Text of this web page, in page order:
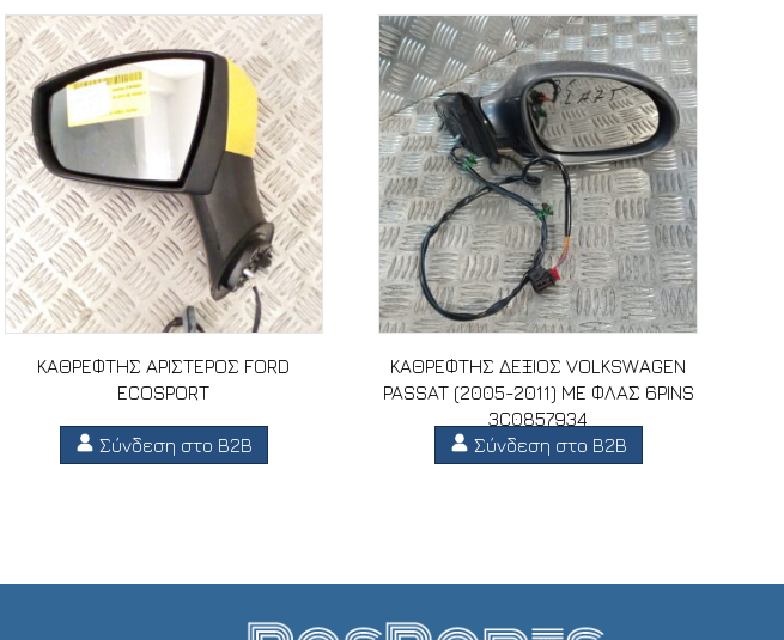
ΚΑΘΡΕΦΤΗΣ ΑΡΙΣΤΕΡΟΣ FORD
ECOSPORT
Σύνδεση στο B2B
ΚΑΘΡΕΦΤΗΣ ΔΕΞΙΟΣ VOLKSWAGEN
PASSAT (2005-2011) ΜΕ ΦΛΑΣ 6PINS
3C0857934
Σύνδεση στο B2B